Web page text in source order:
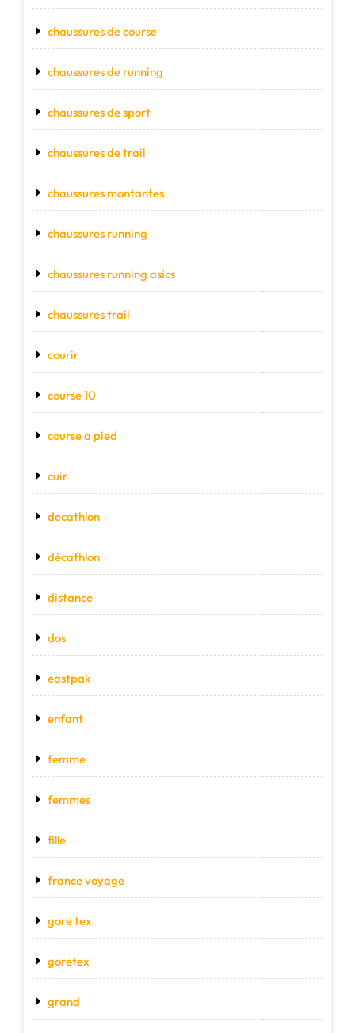
chaussures de course
chaussures de running
chaussures de sport
chaussures de trail
chaussures montantes
chaussures running
chaussures running asics
chaussures trail
courir
course 10
course a pied
cuir
decathlon
décathlon
distance
dos
eastpak
enfant
femme
femmes
fille
france voyage
gore tex
goretex
grand